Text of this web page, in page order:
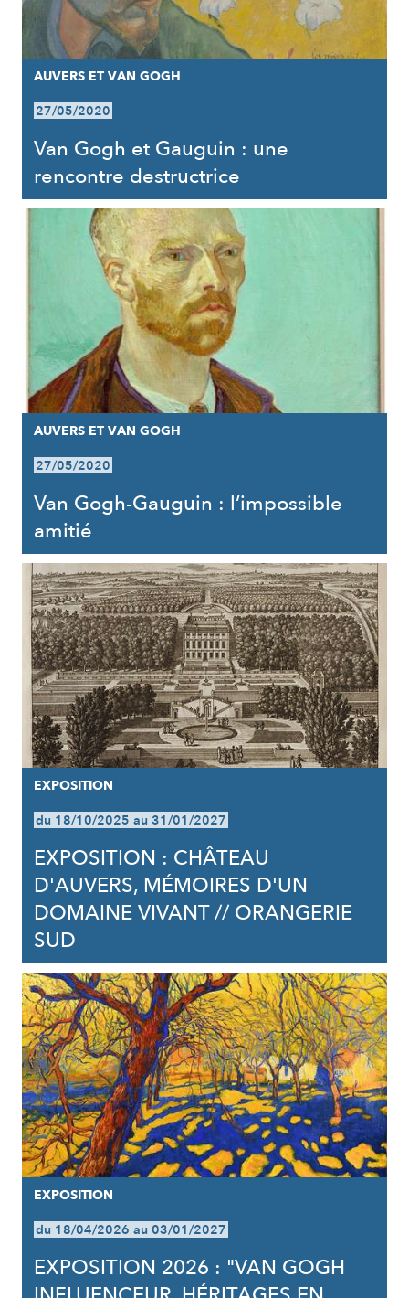
AUVERS ET VAN GOGH
27/05/2020
Van Gogh et Gauguin : une
rencontre destructrice
AUVERS ET VAN GOGH
27/05/2020
Van Gogh-Gauguin : l’impossible
amitié
EXPOSITION
du 18/10/2025 au 31/01/2027
EXPOSITION : CHÂTEAU
D'AUVERS, MÉMOIRES D'UN
DOMAINE VIVANT // ORANGERIE
SUD
EXPOSITION
du 18/04/2026 au 03/01/2027
EXPOSITION 2026 : "VAN GOGH